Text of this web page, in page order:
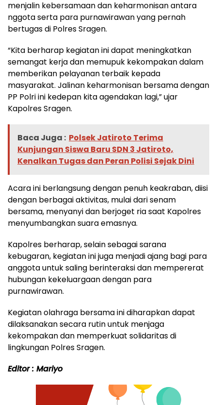
menjalin kebersamaan dan keharmonisan antara
nggota serta para purnawirawan yang pernah
bertugas di Polres Sragen.
“Kita berharap kegiatan ini dapat meningkatkan
semangat kerja dan memupuk kekompakan dalam
memberikan pelayanan terbaik kepada
masyarakat. Jalinan keharmonisan bersama dengan
PP Polri ini kedepan kita agendakan lagi,” ujar
Kapolres Sragen.
Baca Juga : Polsek Jatiroto Terima
Kunjungan Siswa Baru SDN 3 Jatiroto,
Kenalkan Tugas dan Peran Polisi Sejak Dini
Acara ini berlangsung dengan penuh keakraban, diisi
dengan berbagai aktivitas, mulai dari senam
bersama, menyanyi dan berjoget ria saat Kapolres
menyumbangkan suara emasnya.
Kapolres berharap, selain sebagai sarana
kebugaran, kegiatan ini juga menjadi ajang bagi para
anggota untuk saling berinteraksi dan mempererat
hubungan kekeluargaan dengan para
purnawirawan.
Kegiatan olahraga bersama ini diharapkan dapat
dilaksanakan secara rutin untuk menjaga
kekompakan dan memperkuat solidaritas di
lingkungan Polres Sragen.
Editor : Mariyo